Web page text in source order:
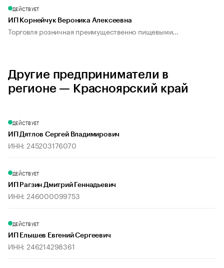
ДЕЙСТВУЕТ
ИП Корнейчук Вероника Алексеевна
Торговля розничная преимущественно пищевыми...
Другие предприниматели в
регионе — Красноярский край
ДЕЙСТВУЕТ
ИП Дятлов Сергей Владимирович
ИНН: 245203176070
ДЕЙСТВУЕТ
ИП Рагзин Дмитрий Геннадьевич
ИНН: 246000099753
ДЕЙСТВУЕТ
ИП Елышев Евгений Сергеевич
ИНН: 246214298361